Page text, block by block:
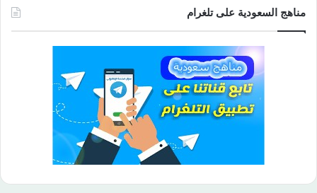
مناهج السعودية على تلغرام